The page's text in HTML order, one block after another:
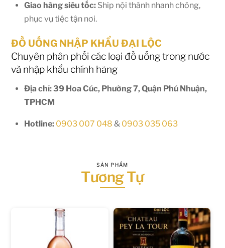
Giao hàng siêu tốc: Ship nội thành nhanh chóng,
phục vụ tiệc tận nơi.
ĐỒ UỐNG NHẬP KHẨU ĐẠI LỘC
Chuyên phân phối các loại đồ uống trong nước
và nhập khẩu chính hãng
Địa chỉ: 39 Hoa Cúc, Phường 7, Quận Phú Nhuận,
TPHCM
Hotline: 0903 007 048 & 0903 035 063
SẢN PHẨM
Tương Tự